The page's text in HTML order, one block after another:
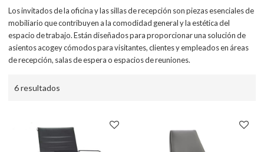
Los invitados de la oficina y las sillas de recepción son piezas esenciales de
mobiliario que contribuyen a la comodidad general y la estética del
espacio de trabajo. Están diseñados para proporcionar una solución de
asientos acogey cómodos para visitantes, clientes y empleados en áreas
de recepción, salas de espera o espacios de reuniones.
6 resultados